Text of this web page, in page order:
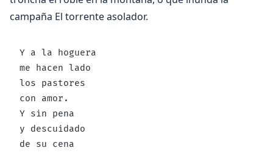
campaña El torrente asolador.
Y a la hoguera
me hacen lado
los pastores
con amor.
Y sin pena
y descuidado
de su cena